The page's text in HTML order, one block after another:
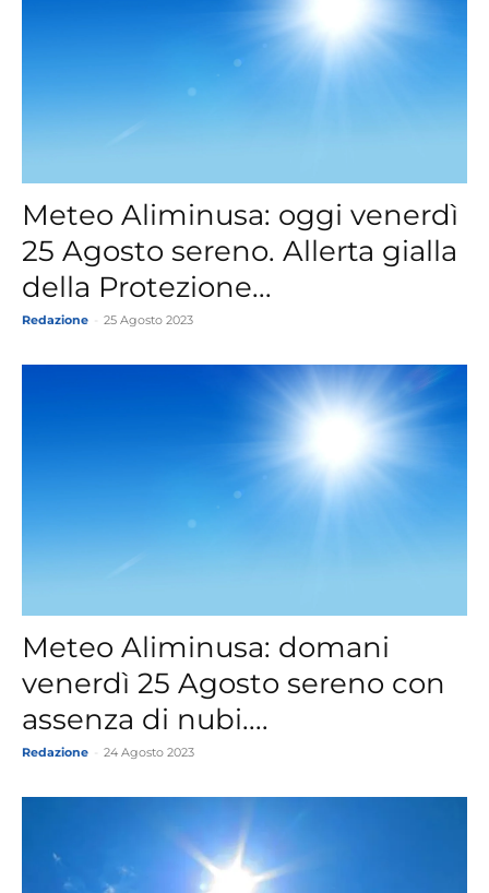
Meteo Aliminusa: oggi venerdì
25 Agosto sereno. Allerta gialla
della Protezione...
Redazione 25 Agosto 2023
Meteo Aliminusa: domani
venerdì 25 Agosto sereno con
assenza di nubi....
Redazione 24 Agosto 2023